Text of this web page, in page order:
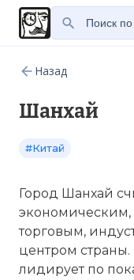
Назад
Шанхай
#Китай
Город Шанхай
экономическим,
торговым,
центром страны.
лидирует по